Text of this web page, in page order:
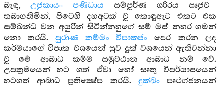
බැඳ,උජුකායං පණිධාය සම්පූර්ණ ශරීරය සෘජුව
තබාගනිමින්, පිටෙහි දහඅටක් වූ කොඳුඇට එකට එක
සම්බන්ධ වන අයුරින් සිටින්නහුගේ සම් මස් නහර ගමන්
නො කරයි. පුරාණ කම්මං විපාකජං පෙර කරන ලද
කර්මයාගේ විපාක වශයෙන් සුව දුක් වශයෙන් ඇතිවන්නා
වූ මේ ආබාධ කම්ම සමුට්ඨාන ආබාධ නම් වේ.
උපක්‍රමයෙන් හට ගත් ඒවා හෝ සෘතු විපර්යාසයෙන්
හටගත් ආබාධ ප්‍රතික්‍ෂේප කරයි. දුක්ඛංපෘථග්ජනයන්